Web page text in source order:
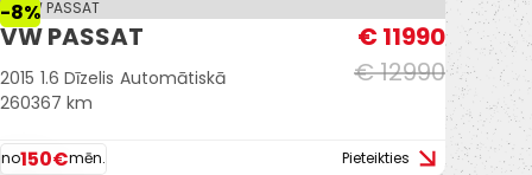
-8%
VW PASSAT
€ 12990
€ 11990
2015 1.6 Dīzelis Automātiskā
260367 km
no150€mēn. Pieteikties